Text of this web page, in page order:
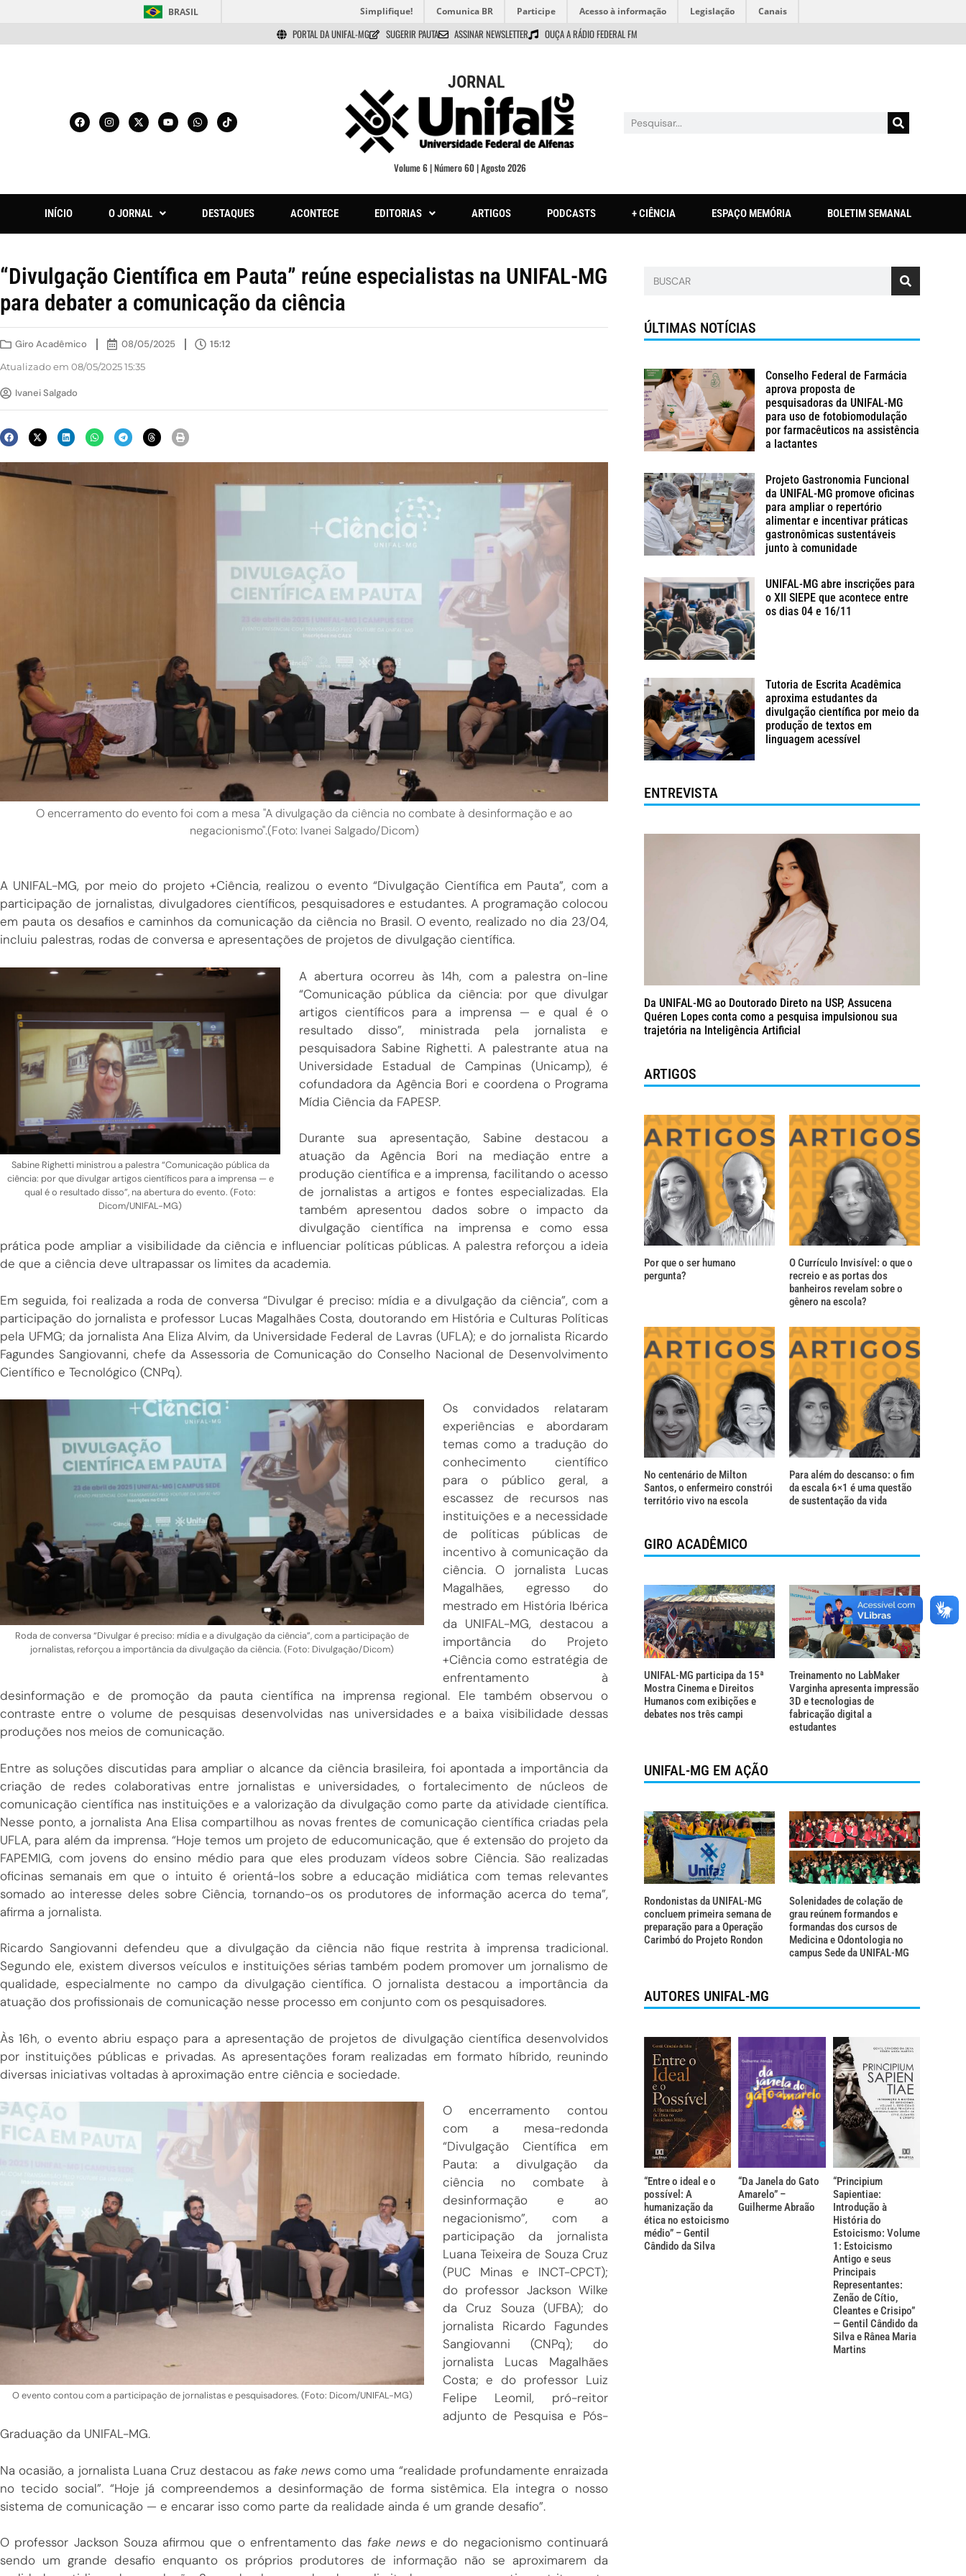
BRASIL Simplifique! Comunica BR Participe Acesso à informação Legislação Canais
PORTAL DA UNIFAL-MG SUGERIR PAUTA ASSINAR NEWSLETTER OUÇA A RÁDIO FEDERAL FM
JORNAL
Volume 6 | Número 60 | Agosto 2026
INÍCIO O JORNAL DESTAQUES ACONTECE EDITORIAS ARTIGOS PODCASTS + CIÊNCIA ESPAÇO MEMÓRIA BOLETIM SEMANAL
“Divulgação Científica em Pauta” reúne especialistas na UNIFAL-MG
para debater a comunicação da ciência
Giro Acadêmico 08/05/2025 15:12
Atualizado em 08/05/2025 15:35
Ivanei Salgado
O encerramento do evento foi com a mesa "A divulgação da ciência no combate à desinformação e ao
negacionismo".(Foto: Ivanei Salgado/Dicom)
A UNIFAL-MG, por meio do projeto +Ciência, realizou o evento “Divulgação Científica em Pauta”, com a
participação de jornalistas, divulgadores científicos, pesquisadores e estudantes. A programação colocou
em pauta os desafios e caminhos da comunicação da ciência no Brasil. O evento, realizado no dia 23/04,
incluiu palestras, rodas de conversa e apresentações de projetos de divulgação científica.
Sabine Righetti ministrou a palestra “Comunicação pública da
ciência: por que divulgar artigos científicos para a imprensa — e
qual é o resultado disso”, na abertura do evento. (Foto:
Dicom/UNIFAL-MG)
A abertura ocorreu às 14h, com a palestra on-line
“Comunicação pública da ciência: por que divulgar
artigos científicos para a imprensa — e qual é o
resultado disso”, ministrada pela jornalista e
pesquisadora Sabine Righetti. A palestrante atua na
Universidade Estadual de Campinas (Unicamp), é
cofundadora da Agência Bori e coordena o Programa
Mídia Ciência da FAPESP.
Durante sua apresentação, Sabine destacou a
atuação da Agência Bori na mediação entre a
produção científica e a imprensa, facilitando o acesso
de jornalistas a artigos e fontes especializadas. Ela
também apresentou dados sobre o impacto da
divulgação científica na imprensa e como essa
prática pode ampliar a visibilidade da ciência e influenciar políticas públicas. A palestra reforçou a ideia
de que a ciência deve ultrapassar os limites da academia.
Em seguida, foi realizada a roda de conversa “Divulgar é preciso: mídia e a divulgação da ciência”, com a
participação do jornalista e professor Lucas Magalhães Costa, doutorando em História e Culturas Políticas
pela UFMG; da jornalista Ana Eliza Alvim, da Universidade Federal de Lavras (UFLA); e do jornalista Ricardo
Fagundes Sangiovanni, chefe da Assessoria de Comunicação do Conselho Nacional de Desenvolvimento
Científico e Tecnológico (CNPq).
Roda de conversa “Divulgar é preciso: mídia e a divulgação da ciência”, com a participação de
jornalistas, reforçou a importância da divulgação da ciência. (Foto: Divulgação/Dicom)
Os convidados relataram
experiências e abordaram
temas como a tradução do
conhecimento científico
para o público geral, a
escassez de recursos nas
instituições e a necessidade
de políticas públicas de
incentivo à comunicação da
ciência. O jornalista Lucas
Magalhães, egresso do
mestrado em História Ibérica
da UNIFAL-MG, destacou a
importância do Projeto
+Ciência como estratégia de
enfrentamento à
desinformação e de promoção da pauta científica na imprensa regional. Ele também observou o
contraste entre o volume de pesquisas desenvolvidas nas universidades e a baixa visibilidade dessas
produções nos meios de comunicação.
Entre as soluções discutidas para ampliar o alcance da ciência brasileira, foi apontada a importância da
criação de redes colaborativas entre jornalistas e universidades, o fortalecimento de núcleos de
comunicação científica nas instituições e a valorização da divulgação como parte da atividade científica.
Nesse ponto, a jornalista Ana Elisa compartilhou as novas frentes de comunicação científica criadas pela
UFLA, para além da imprensa. “Hoje temos um projeto de educomunicação, que é extensão do projeto da
FAPEMIG, com jovens do ensino médio para que eles produzam vídeos sobre Ciência. São realizadas
oficinas semanais em que o intuito é orientá-los sobre a educação midiática com temas relevantes
somado ao interesse deles sobre Ciência, tornando-os os produtores de informação acerca do tema”,
afirma a jornalista.
Ricardo Sangiovanni defendeu que a divulgação da ciência não fique restrita à imprensa tradicional.
Segundo ele, existem diversos veículos e instituições sérias também podem promover um jornalismo de
qualidade, especialmente no campo da divulgação científica. O jornalista destacou a importância da
atuação dos profissionais de comunicação nesse processo em conjunto com os pesquisadores.
Às 16h, o evento abriu espaço para a apresentação de projetos de divulgação científica desenvolvidos
por instituições públicas e privadas. As apresentações foram realizadas em formato híbrido, reunindo
diversas iniciativas voltadas à aproximação entre ciência e sociedade.
O evento contou com a participação de jornalistas e pesquisadores. (Foto: Dicom/UNIFAL-MG)
O encerramento contou
com a mesa-redonda
“Divulgação Científica em
Pauta: a divulgação da
ciência no combate à
desinformação e ao
negacionismo”, com a
participação da jornalista
Luana Teixeira de Souza Cruz
(PUC Minas e INCT-CPCT);
do professor Jackson Wilke
da Cruz Souza (UFBA); do
jornalista Ricardo Fagundes
Sangiovanni (CNPq); do
jornalista Lucas Magalhães
Costa; e do professor Luiz
Felipe Leomil, pró-reitor
adjunto de Pesquisa e Pós-
Graduação da UNIFAL-MG.
Na ocasião, a jornalista Luana Cruz destacou as fake newscomo uma “realidade profundamente enraizada
no tecido social”. “Hoje já compreendemos a desinformação de forma sistêmica. Ela integra o nosso
sistema de comunicação — e encarar isso como parte da realidade ainda é um grande desafio”.
O professor Jackson Souza afirmou que o enfrentamento das fake newse do negacionismo continuará
sendo um grande desafio enquanto os próprios produtores de informação não se aproximarem da
ÚLTIMAS NOTÍCIAS
Conselho Federal de Farmácia
aprova proposta de
pesquisadoras da UNIFAL-MG
para uso de fotobiomodulação
por farmacêuticos na assistência
a lactantes
Projeto Gastronomia Funcional
da UNIFAL-MG promove oficinas
para ampliar o repertório
alimentar e incentivar práticas
gastronômicas sustentáveis
junto à comunidade
UNIFAL-MG abre inscrições para
o XII SIEPE que acontece entre
os dias 04 e 16/11
Tutoria de Escrita Acadêmica
aproxima estudantes da
divulgação científica por meio da
produção de textos em
linguagem acessível
ENTREVISTA
Da UNIFAL-MG ao Doutorado Direto na USP, Assucena
Quéren Lopes conta como a pesquisa impulsionou sua
trajetória na Inteligência Artificial
ARTIGOS
Por que o ser humano
pergunta?
O Currículo Invisível: o que o
recreio e as portas dos
banheiros revelam sobre o
gênero na escola?
No centenário de Milton
Santos, o enfermeiro constrói
território vivo na escola
Para além do descanso: o fim
da escala 6×1 é uma questão
de sustentação da vida
GIRO ACADÊMICO
UNIFAL-MG participa da 15ª
Mostra Cinema e Direitos
Humanos com exibições e
debates nos três campi
Treinamento no LabMaker
Varginha apresenta impressão
3D e tecnologias de
fabricação digital a
estudantes
UNIFAL-MG EM AÇÃO
Rondonistas da UNIFAL-MG
concluem primeira semana de
preparação para a Operação
Carimbó do Projeto Rondon
Solenidades de colação de
grau reúnem formandos e
formandas dos cursos de
Medicina e Odontologia no
campus Sede da UNIFAL-MG
AUTORES UNIFAL-MG
“Entre o ideal e o
possível: A
humanização da
ética no estoicismo
médio” – Gentil
Cândido da Silva
“Da Janela do Gato
Amarelo” –
Guilherme Abraão
“Principium
Sapientiae:
Introdução à
História do
Estoicismo: Volume
1: Estoicismo
Antigo e seus
Principais
Representantes:
Zenão de Cítio,
Cleantes e Crisipo”
— Gentil Cândido da
Silva e Rânea Maria
Martins